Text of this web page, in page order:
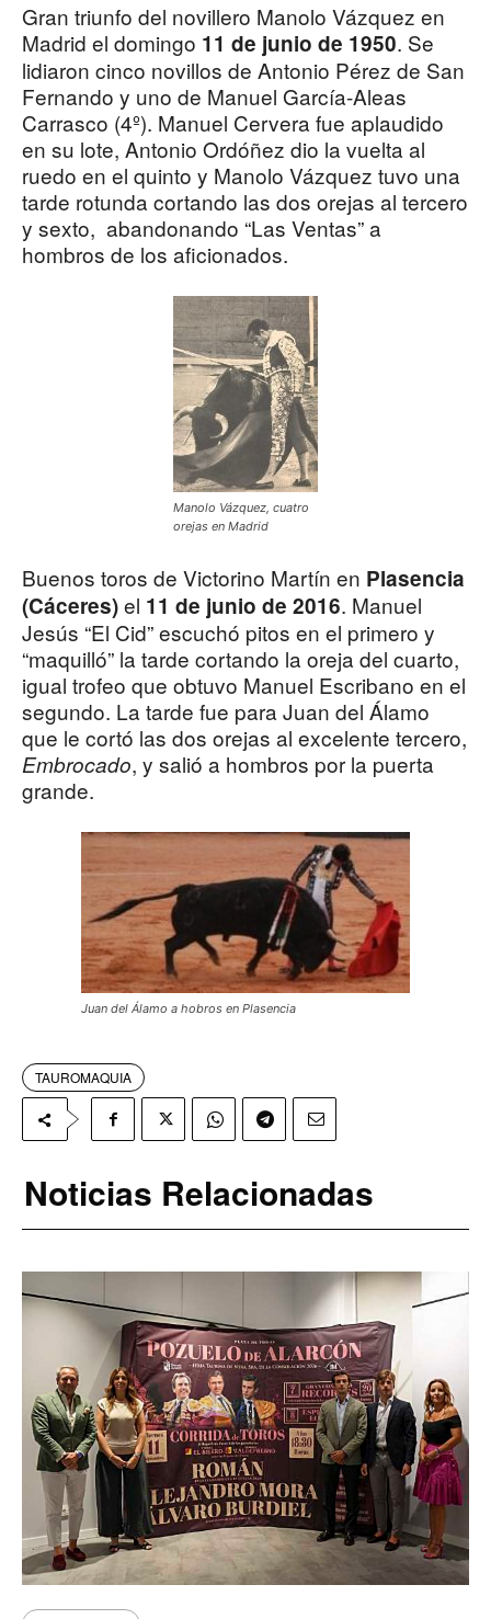
Gran triunfo del novillero Manolo Vázquez en
Madrid el domingo 11 de junio de 1950. Se
lidiaron cinco novillos de Antonio Pérez de San
Fernando y uno de Manuel García-Aleas
Carrasco (4º). Manuel Cervera fue aplaudido
en su lote, Antonio Ordóñez dio la vuelta al
ruedo en el quinto y Manolo Vázquez tuvo una
tarde rotunda cortando las dos orejas al tercero
y sexto, abandonando “Las Ventas” a
hombros de los aficionados.
Manolo Vázquez, cuatro
orejas en Madrid
Buenos toros de Victorino Martín en Plasencia
(Cáceres)el 11 de junio de 2016. Manuel
Jesús “El Cid” escuchó pitos en el primero y
“maquilló” la tarde cortando la oreja del cuarto,
igual trofeo que obtuvo Manuel Escribano en el
segundo. La tarde fue para Juan del Álamo
que le cortó las dos orejas al excelente tercero,
Embrocado, y salió a hombros por la puerta
grande.
Juan del Álamo a hobros en Plasencia
TAUROMAQUIA
Noticias Relacionadas